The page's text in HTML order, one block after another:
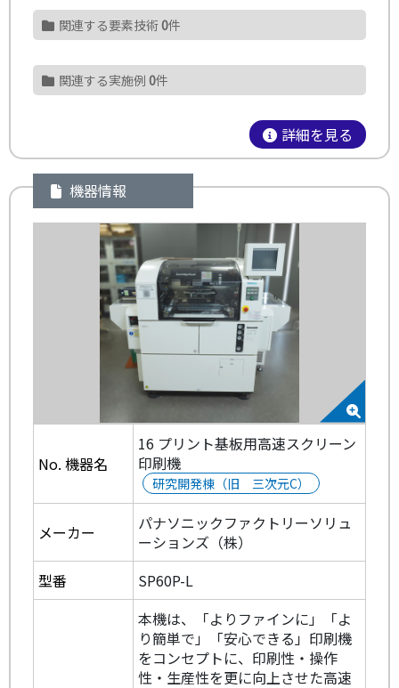
関連する要素技術0件
関連する実施例 0件
詳細を見る
機器情報
No. 機器名
16 プリント基板用高速スクリーン
印刷機
研究開発棟（旧 三次元C）
メーカー
パナソニックファクトリーソリュ
ーションズ（株）
型番
SP60P-L
本機は、「よりファインに」「よ
り簡単で」「安心できる」印刷機
をコンセプトに、印刷性・操作
性・生産性を更に向上させた高速